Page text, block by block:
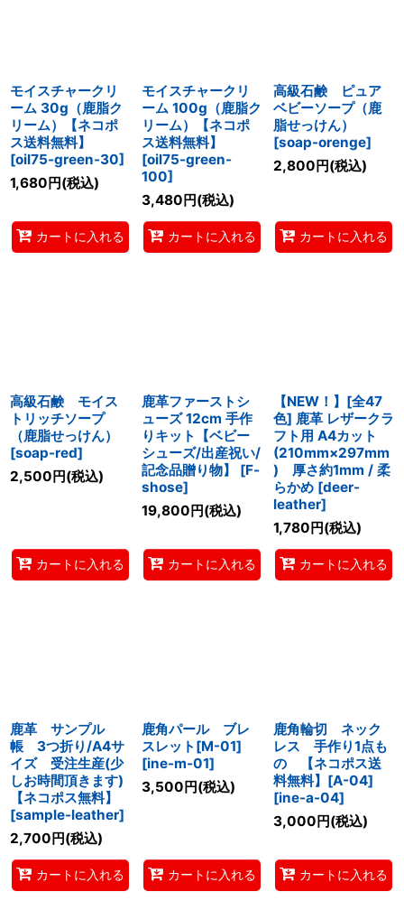
モイスチャークリ
ーム 30g（鹿脂ク
リーム）【ネコポ
ス送料無料】
[oil75-green-30]
1,680円(税込)
カートに入れる
モイスチャークリ
ーム 100g（鹿脂ク
リーム）【ネコポ
ス送料無料】
[oil75-green-
100]
3,480円(税込)
カートに入れる
高級石鹸 ピュア
ベビーソープ（鹿
脂せっけん）
[soap-orenge]
2,800円(税込)
カートに入れる
高級石鹸 モイス
トリッチソープ
（鹿脂せっけん）
[soap-red]
2,500円(税込)
カートに入れる
鹿革ファーストシ
ューズ 12cm 手作
りキット【ベビー
シューズ/出産祝い/
記念品贈り物】
[F-
shose]
19,800円(税込)
カートに入れる
【NEW！】[全47
色] 鹿革 レザークラ
フト用 A4カット
(210mm×297mm
) 厚さ約1mm / 柔
らかめ [deer-
leather]
1,780円(税込)
カートに入れる
鹿革 サンプル
帳 3つ折り/A4サ
イズ 受注生産(少
しお時間頂きます)
【ネコポス無料】
[sample-leather]
2,700円(税込)
カートに入れる
鹿角パール ブレ
スレット[M-01]
[ine-m-01]
3,500円(税込)
カートに入れる
鹿角輪切 ネック
レス 手作り1点も
の 【ネコポス送
料無料】[A-04]
[ine-a-04]
3,000円(税込)
カートに入れる